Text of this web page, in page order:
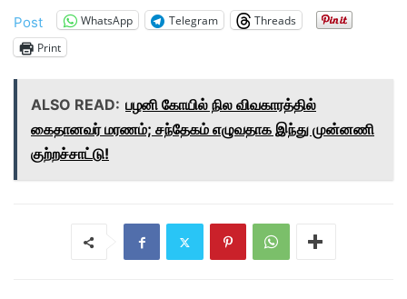
Post WhatsApp Telegram
Threads
Print
ALSO READ: பழனி கோயில் நில விவகாரத்தில்
கைதானவர் மரணம்; சந்தேகம் எழுவதாக இந்து முன்னணி
குற்றச்சாட்டு!